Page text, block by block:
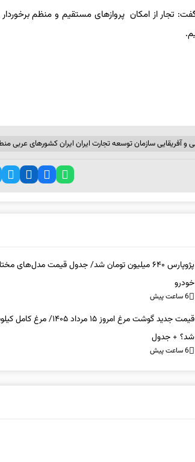
تجار از امکان پروازهای مستقیم و منظم
و آفریقایی سازمان توسعه تجارت ایران ایران کشورهای عربی
پژوپارس ۶۴۰ میلیون تومان شد/ جدول قیمت مدل‌های
خودرو
6 ساعت پیش
قیمت جدید گوشت مرغ امروز ۱۵ مرداد
شد؟ + جدول
6 ساعت پیش